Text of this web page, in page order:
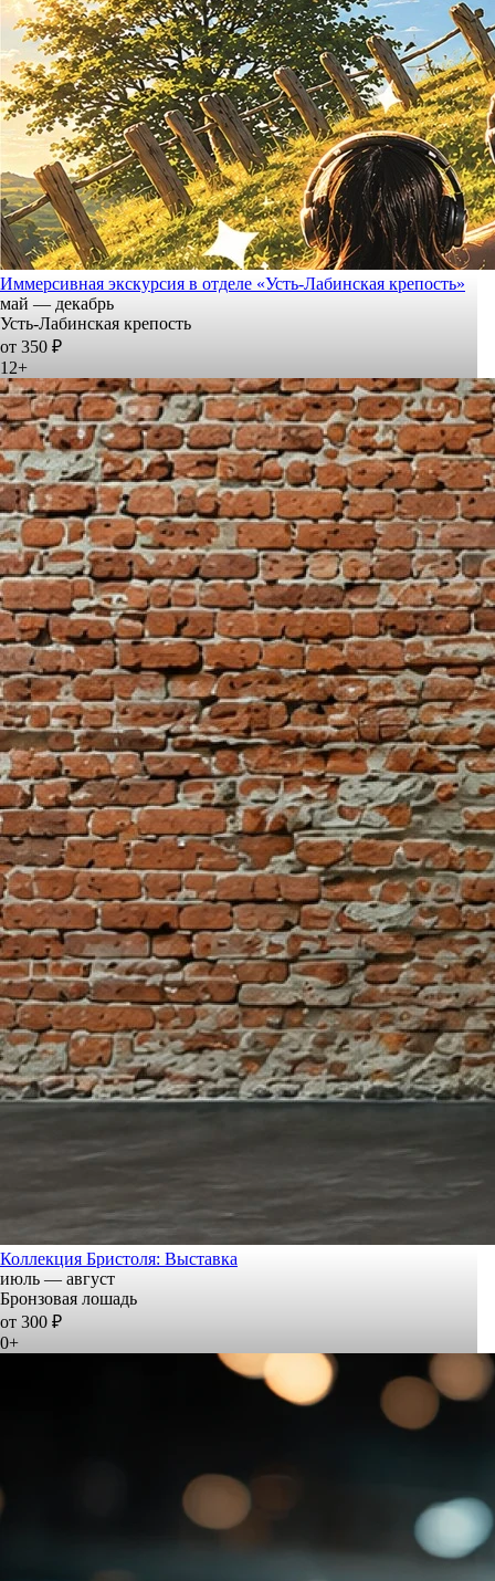
Иммерсивная экскурсия в отделе «Усть-Лабинская крепость»
май — декабрь
Усть-Лабинская крепость
от 350 ₽
12+
Коллекция Бристоля: Выставка
июль — август
Бронзовая лошадь
от 300 ₽
0+